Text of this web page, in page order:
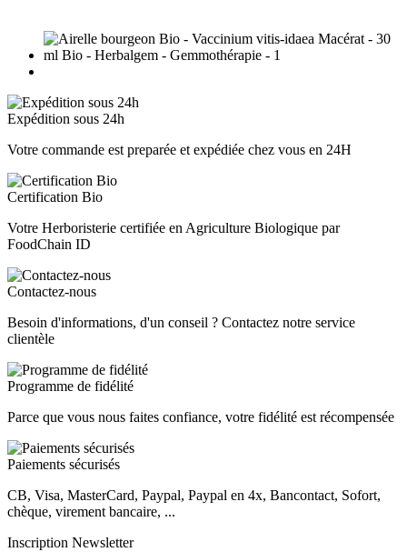
Expédition sous 24h
Votre commande est preparée et expédiée chez vous en 24H
Certification Bio
Votre Herboristerie certifiée en Agriculture Biologique par
FoodChain ID
Contactez-nous
Besoin d'informations, d'un conseil ? Contactez notre service
clientèle
Programme de fidélité
Parce que vous nous faites confiance, votre fidélité est récompensée
Paiements sécurisés
CB, Visa, MasterCard, Paypal, Paypal en 4x, Bancontact, Sofort,
chèque, virement bancaire, ...
Inscription Newsletter